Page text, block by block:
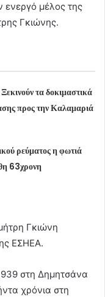
ενεργό μέλος της
Γκιώνης.
τα δοκιμαστικά
προς την Καλαμαριά
ρεύματος η φωτιά
63χρονη
Γκιώνη
ΕΣΗΕΑ.
στη Δημητσάνα
χρόνια στη